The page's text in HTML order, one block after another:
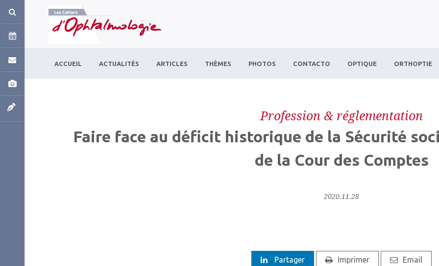
ACCUEIL ACTUALITÉS ARTICLES THÈMES PHOTOS CONTACTO OPTIQUE ORTHOPTIE
Profession & réglementation
Faire face au déficit historique de la Sécurité
de la Cour des Comptes
2020.11.28
Partager Imprimer Email
Panneau de gestion des cookies